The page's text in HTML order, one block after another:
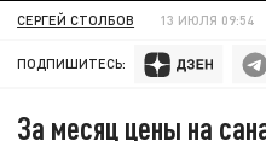
СЕРГЕЙ СТОЛБОВ 13 ИЮЛЯ 09:54
ПОДПИШИТЕСЬ:
За месяц цены на